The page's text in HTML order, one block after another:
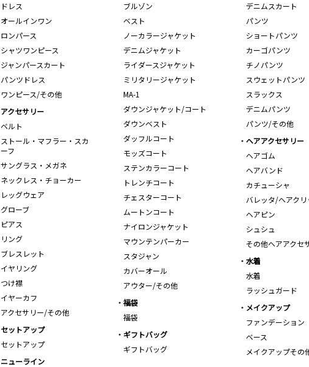
ドレス
オールインワン
ロンパース
シャツワンピース
ジャンパースカート
パンツドレス
ワンピース/その他
ブルゾン
ベスト
ノーカラージャケット
デニムジャケット
ライダースジャケット
ミリタリージャケット
MA-1
ダウンジャケット/コート
ダウンベスト
ダッフルコート
モッズコート
ステンカラーコート
トレンチコート
チェスターコート
ムートンコート
ナイロンジャケット
マウンテンパーカー
スタジャン
カバーオール
アウター/その他
デニムスカート
パンツ
ショートパンツ
カーゴパンツ
チノパンツ
スウェットパンツ
スラックス
デニムパンツ
パンツ/その他
アクセサリー
ベルト
ストール・マフラー・スカ
ーフ
サングラス・メガネ
ネックレス・チョーカー
レッグウェア
グローブ
ピアス
リング
ブレスレット
イヤリング
つけ襟
イヤーカフ
アクセサリー/その他
ヘアアクセサリー
ヘアゴム
ヘアバンド
カチューシャ
バレッタ/ヘアク
ヘアピン
シュシュ
その他ヘアアクセ
水着
水着
ラッシュガード
福袋
福袋
メイクアップ
ファンデーション
ベース
メイクアップその
セットアップ
セットアップ
ギフトバッグ
ギフトバッグ
ニューライン